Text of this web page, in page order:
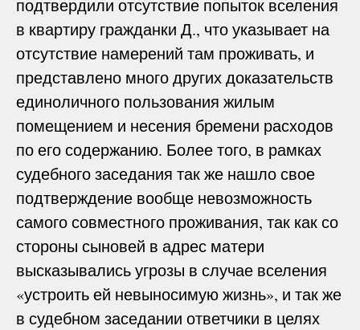
подтвердили отсутствие попыток вселения
в квартиру гражданки Д., что указывает на
отсутствие намерений там проживать, и
представлено много других доказательств
единоличного пользования жилым
помещением и несения бремени расходов
по его содержанию. Более того, в рамках
судебного заседания так же нашло свое
подтверждение вообще невозможность
самого совместного проживания, так как со
стороны сыновей в адрес матери
высказывались угрозы в случае вселения
«устроить ей невыносимую жизнь», и так же
в судебном заседании ответчики в целях